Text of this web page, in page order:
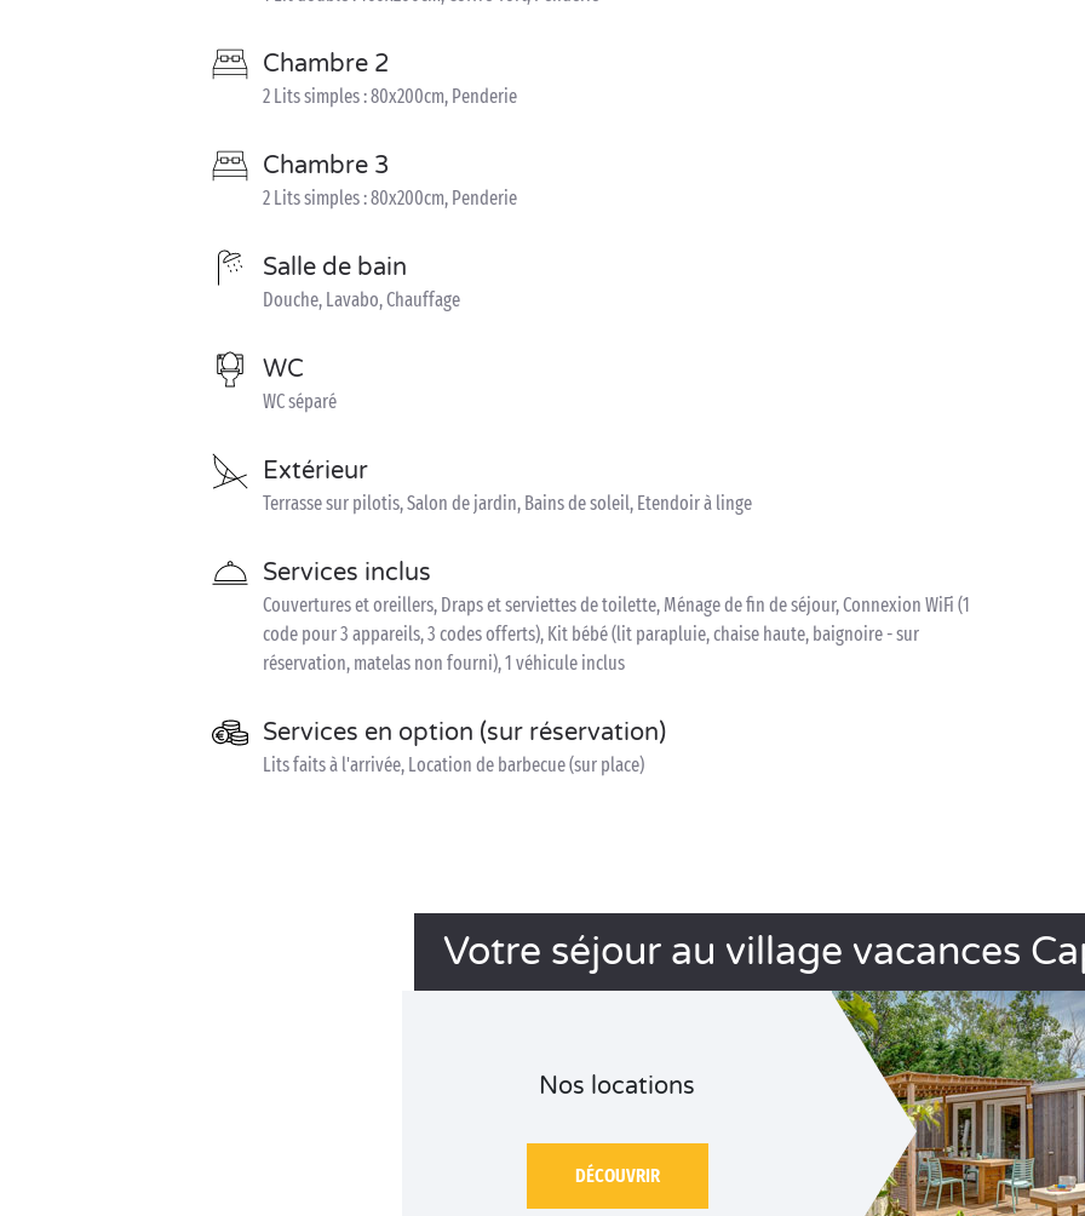
Chambre 2
2 Lits simples : 80x200cm, Penderie
Chambre 3
2 Lits simples : 80x200cm, Penderie
Salle de bain
Douche, Lavabo, Chauffage
WC
WC séparé
Extérieur
Terrasse sur pilotis, Salon de jardin, Bains de soleil, Etendoir à linge
Services inclus
Couvertures et oreillers, Draps et serviettes de toilette, Ménage de fin de séjour, Connexion WiFi (1
code pour 3 appareils, 3 codes offerts), Kit bébé (lit parapluie, chaise haute, baignoire - sur
réservation, matelas non fourni), 1 véhicule inclus
Services en option (sur réservation)
Lits faits à l'arrivée, Location de barbecue (sur place)
Votre séjour au village vacances
Nos locations
DÉCOUVRIR